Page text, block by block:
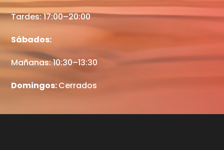
Tardes: 17:00–20:00
Sábados:
Mañanas: 10:30–13:30
Domingos:Cerrados